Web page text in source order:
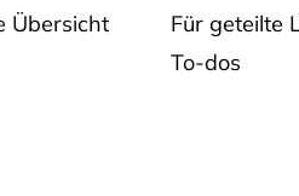
Übersicht
Für geteilte
To-dos